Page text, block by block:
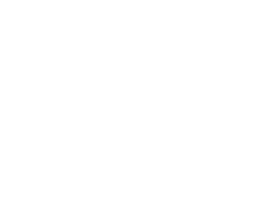
মিশর কোচ কেন 'এক্স' চিহ্ন